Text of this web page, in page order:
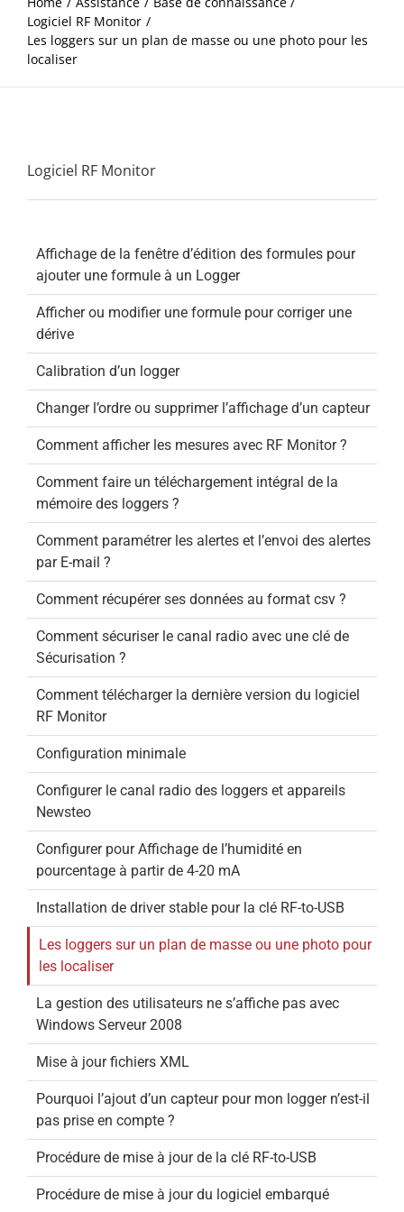
Logiciel RF Monitor
Les loggers sur un plan de masse ou une photo pour les
localiser
Logiciel RF Monitor
Affichage de la fenêtre d’édition des formules pour
ajouter une formule à un Logger
Afficher ou modifier une formule pour corriger une
dérive
Calibration d’un logger
Changer l’ordre ou supprimer l’affichage d’un capteur
Comment afficher les mesures avec RF Monitor ?
Comment faire un téléchargement intégral de la
mémoire des loggers ?
Comment paramétrer les alertes et l’envoi des alertes
par E-mail ?
Comment récupérer ses données au format csv ?
Comment sécuriser le canal radio avec une clé de
Sécurisation ?
Comment télécharger la dernière version du logiciel
RF Monitor
Configuration minimale
Configurer le canal radio des loggers et appareils
Newsteo
Configurer pour Affichage de l’humidité en
pourcentage à partir de 4-20 mA
Installation de driver stable pour la clé RF-to-USB
Les loggers sur un plan de masse ou une photo pour
les localiser
La gestion des utilisateurs ne s’affiche pas avec
Windows Serveur 2008
Mise à jour fichiers XML
Pourquoi l’ajout d’un capteur pour mon logger n’est-il
pas prise en compte ?
Procédure de mise à jour de la clé RF-to-USB
Procédure de mise à jour du logiciel embarqué